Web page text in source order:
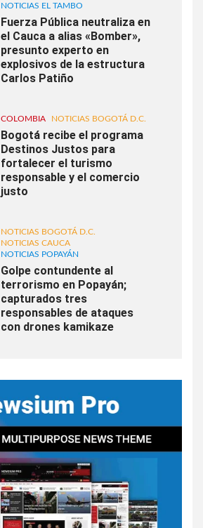
NOTICIAS EL TAMBO
Fuerza Pública neutraliza en
el Cauca a alias «Bomber»,
presunto experto en
explosivos de la estructura
Carlos Patiño
COLOMBIA NOTICIAS BOGOTÁ D.C.
Bogotá recibe el programa
Destinos Justos para
fortalecer el turismo
responsable y el comercio
justo
NOTICIAS BOGOTÁ D.C.
NOTICIAS CAUCA
NOTICIAS POPAYÁN
Golpe contundente al
terrorismo en Popayán;
capturados tres
responsables de ataques
con drones kamikaze